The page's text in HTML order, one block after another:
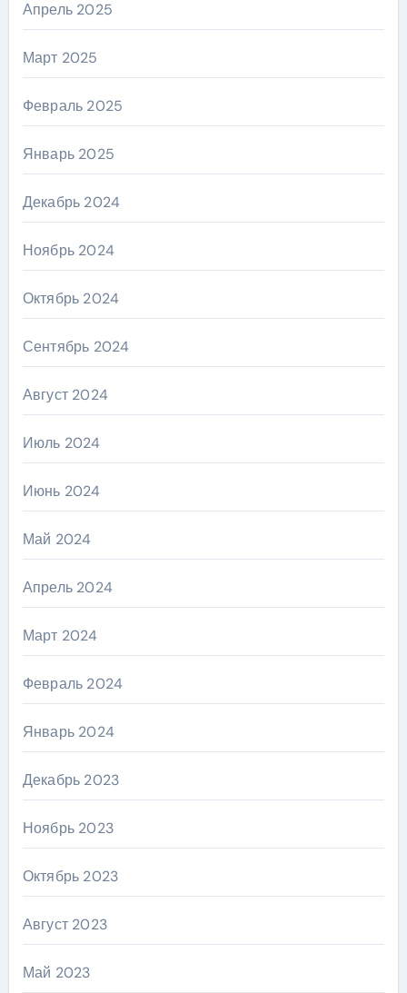
Апрель 2025
Март 2025
Февраль 2025
Январь 2025
Декабрь 2024
Ноябрь 2024
Октябрь 2024
Сентябрь 2024
Август 2024
Июль 2024
Июнь 2024
Май 2024
Апрель 2024
Март 2024
Февраль 2024
Январь 2024
Декабрь 2023
Ноябрь 2023
Октябрь 2023
Август 2023
Май 2023